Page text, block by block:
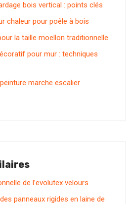
bois vertical : points clés
chaleur pour poêle à bois
la taille moellon traditionnelle
pour mur : techniques
marche escalier
de l’evolutex velours
panneaux rigides en laine de